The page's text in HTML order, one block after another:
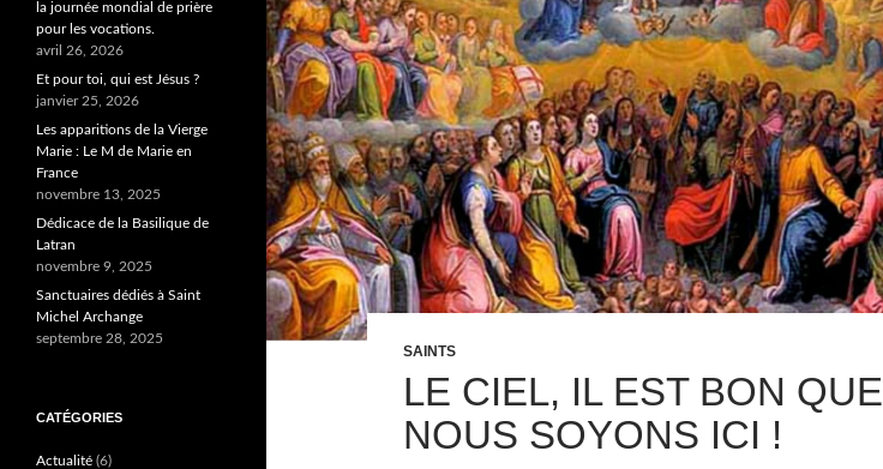
SAINTS
LE CIEL, IL EST BON QUE
NOUS SOYONS ICI !
la journée mondial de prière
pour les vocations.
avril 26, 2026
Et pour toi, qui est Jésus ?
janvier 25, 2026
Les apparitions de la Vierge
Marie : Le M de Marie en
France
novembre 13, 2025
Dédicace de la Basilique de
Latran
novembre 9, 2025
Sanctuaires dédiés à Saint
Michel Archange
septembre 28, 2025
CATÉGORIES
Actualité (6)